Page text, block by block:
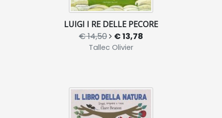
LUIGI I RE DELLE PECORE
€ 14,50 € 13,78
Tallec Olivier